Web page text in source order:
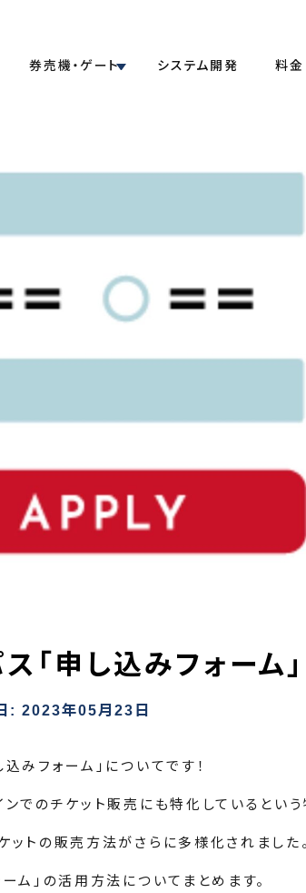
券売機・ゲート システム開発 料金
「申し込みフォーム
: 2023年05月23日
みフォーム」についてです！
でのチケット販売にも特化しているという
ットの販売方法がさらに多様化されました
ム」の活用方法についてまとめます。